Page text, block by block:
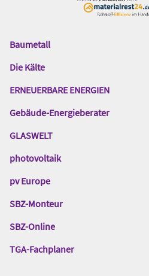
Das
Gentner
Baumetall
Die Kälte
ERNEUERBARE ENERGIEN
Gebäude-Energieberater
GLASWELT
photovoltaik
pv Europe
SBZ-Monteur
SBZ-Online
TGA-Fachplaner